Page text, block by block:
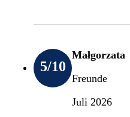
5/10
Małgorzata
Freunde
Juli 2026